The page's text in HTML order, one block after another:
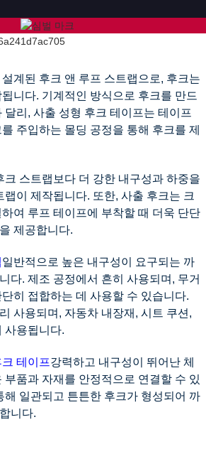
설계된 후크 앤 루프 스트랩으로, 후크는
니다. 기계적인 방식으로 후크를 만드
달리, 사출 성형 후크 테이프는 테이프
주입하는 몰딩 공정을 통해 후크를 제
크 스트랩보다 더 강한 내구성과 하중을
랩이 제작됩니다. 또한, 사출 후크는 크
여 루프 테이프에 부착할 때 더욱 단단
제공합니다.
일반적으로 높은 내구성이 요구되는 까
다. 제조 공정에서 흔히 사용되며, 무거
히 접합하는 데 사용할 수 있습니다.
사용되며, 자동차 내장재, 시트 쿠션,
사용됩니다.
테이프강력하고 내구성이 뛰어난 체
부품과 자재를 안정적으로 연결할 수 있
해 일관되고 튼튼한 후크가 형성되어 까
니다.